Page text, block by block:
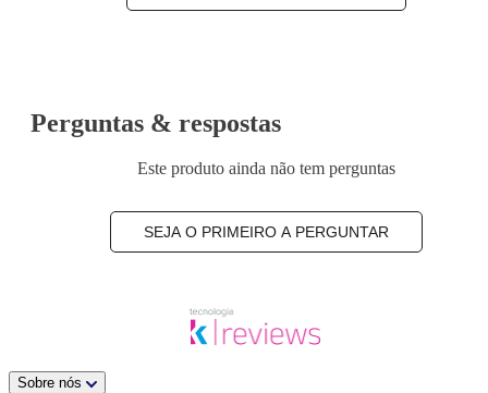
Perguntas & respostas
Este produto ainda não tem perguntas
SEJA O PRIMEIRO A PERGUNTAR
Sobre nós